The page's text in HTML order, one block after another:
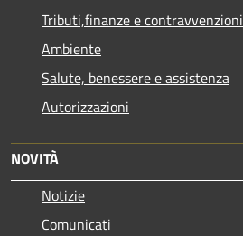
Tributi,finanze e contravvenzioni
Ambiente
Salute, benessere e assistenza
Autorizzazioni
NOVITÀ
Notizie
Comunicati